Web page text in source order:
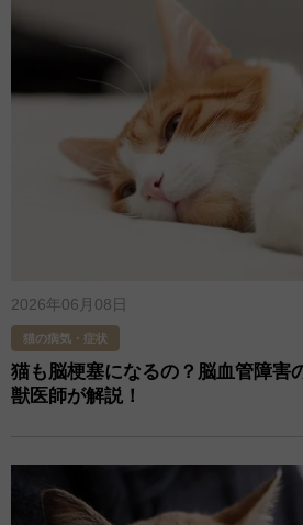
2026年06月08日
猫の病気・症状
猫も脳梗塞になるの？脳血管障害
獣医師が解説！